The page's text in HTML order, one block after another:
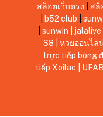
สล็อตเว็บตรง
สล็
b52 club |
sunwin jalalive
S8
หวยออนไล
trực tiếp bóng
tiếp Xoilac